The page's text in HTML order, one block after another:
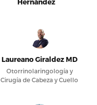
Hernández
Laureano Giraldez MD
Otorrinolaringología y
Cirugía de Cabeza y Cuello